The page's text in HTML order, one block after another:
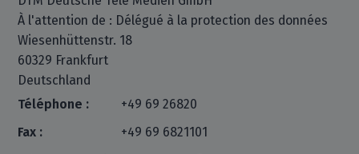
À l'attention de : Délégué à la protection des données
Wiesenhüttenstr. 18
60329 Frankfurt
Deutschland
Téléphone :
+49 69 26820
Fax :
+49 69 6821101